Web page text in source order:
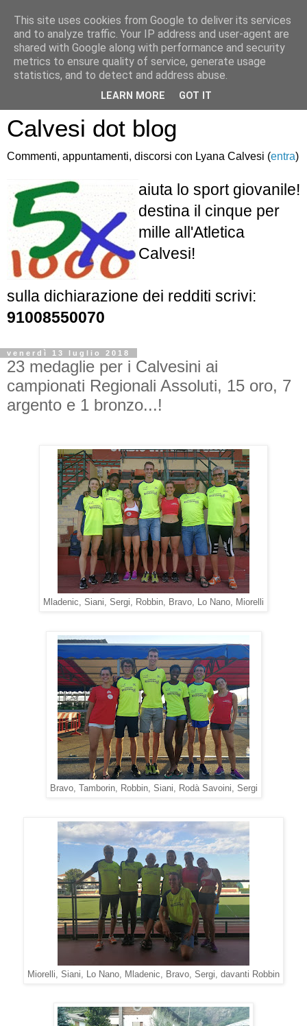
Atletica Sandro
Calvesi dot blog
Commenti, appuntamenti, discorsi con Lyana Calvesi (entra)
aiuta lo sport giovanile!
destina il cinque per
mille all'Atletica
Calvesi!
sulla dichiarazione dei redditi scrivi:
91008550070
venerdì 13 luglio 2018
23 medaglie per i Calvesini ai
campionati Regionali Assoluti, 15 oro, 7
argento e 1 bronzo...!
Mladenic, Siani, Sergi, Robbin, Bravo, Lo Nano, Miorelli
Bravo, Tamborin, Robbin, Siani, Rodà Savoini, Sergi
Miorelli, Siani, Lo Nano, Mladenic, Bravo, Sergi, davanti Robbin
This site uses cookies from Google to deliver its services
and to analyze traffic. Your IP address and user-agent are
shared with Google along with performance and security
metrics to ensure quality of service, generate usage
statistics, and to detect and address abuse.
LEARN MORE GOT IT